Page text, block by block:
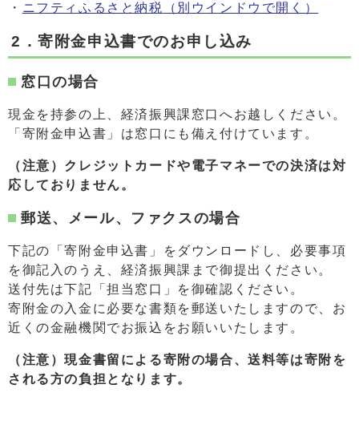
・ ニフティふるさと納税 （別ウインドウで開く）
2．寄附金申込書でのお申し込み
窓口の場合
現金を持参の上、経済振興課窓口へお越しください。
「寄附金申込書」は窓口にも備え付けています。
（注意）クレジットカードや電子マネーでの決済は対
応しておりません。
郵送、メール、ファクスの場合
下記の「寄附金申込書」をダウンロードし、必要事項
を御記入のうえ、経済振興課まで御提出ください。
送付先は下記「担当窓口」を御確認ください。
寄附金の入金に必要な書類を郵送いたしますので、お
近くの金融機関でお振込をお願いいたします。
（注意）現金書留による寄附の場合、送料等は寄附を
される方の負担となります。